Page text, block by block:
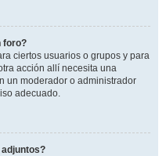
foro?
ciertos usuarios o grupos y para
acción allí necesita una
un moderador o administrador
adecuado.